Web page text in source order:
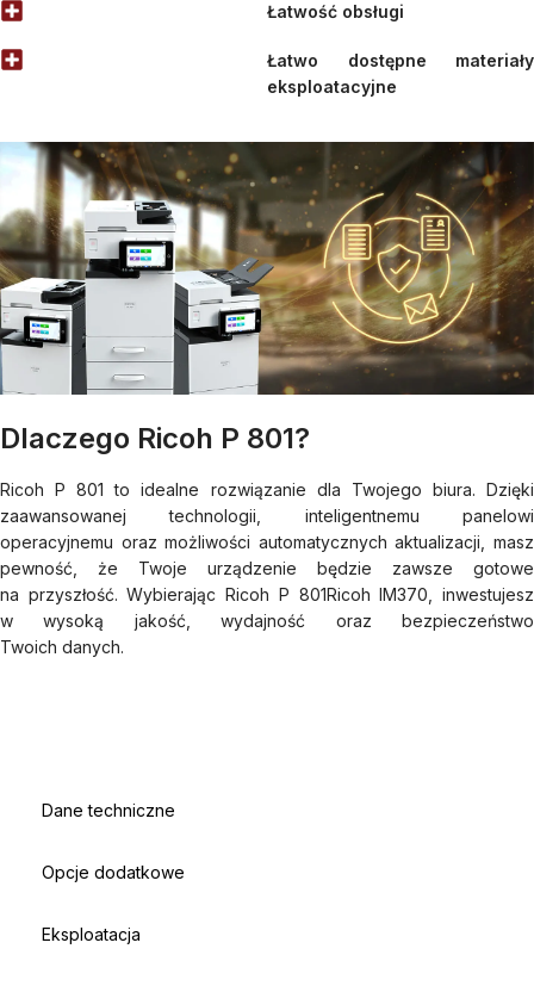
Dane techniczne
Opcje dodatkowe
Eksploatacja
Łatwość obsługi
Łatwo dostępne materiały
eksploatacyjne
Dlaczego Ricoh P 801?
Ricoh P 801 to idealne rozwiązanie dla Twojego biura. Dzięki
zaawansowanej technologii, inteligentnemu panelowi
operacyjnemu oraz możliwości automatycznych aktualizacji, masz
pewność, że Twoje urządzenie będzie zawsze gotowe
na przyszłość. Wybierając Ricoh P 801Ricoh IM370, inwestujesz
w wysoką jakość, wydajność oraz bezpieczeństwo
Twoich danych.